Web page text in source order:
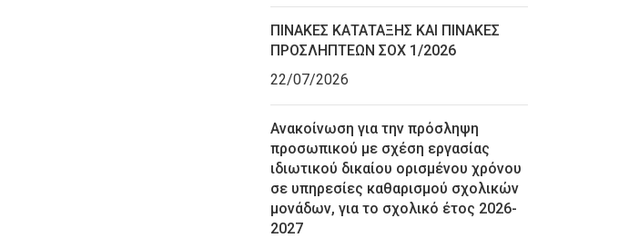
ΠΙΝΑΚΕΣ ΚΑΤΑΤΑΞΗΣ ΚΑΙ ΠΙΝΑΚΕΣ
ΠΡΟΣΛΗΠΤΕΩΝ ΣΟΧ 1/2026
22/07/2026
Ανακοίνωση για την πρόσληψη
προσωπικού με σχέση εργασίας
ιδιωτικού δικαίου ορισμένου χρόνου
σε υπηρεσίες καθαρισμού σχολικών
μονάδων, για το σχολικό έτος 2026-
2027